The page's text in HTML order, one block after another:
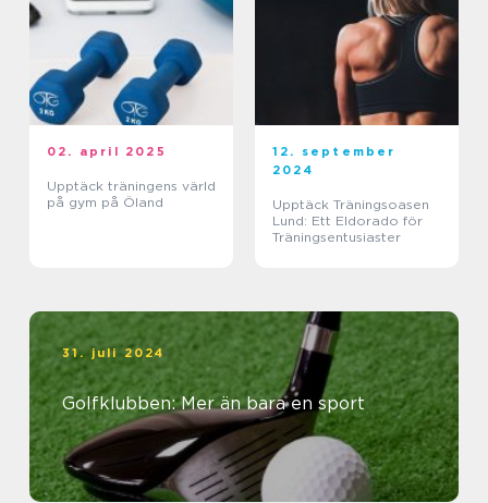
02. april 2025
Upptäck träningens värld
på gym på Öland
12. september
2024
Upptäck Träningsoasen
Lund: Ett Eldorado för
Träningsentusiaster
31. juli 2024
Golfklubben: Mer än bara en sport